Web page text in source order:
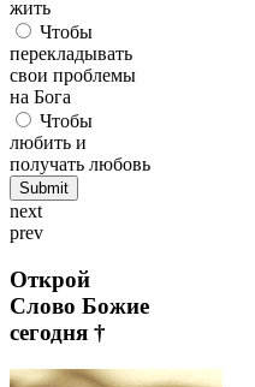
жить
Чтобы
перекладывать
свои проблемы
на Бога
Чтобы
любить и
получать любовь
next
prev
Открой
Слово Божие
сегодня †